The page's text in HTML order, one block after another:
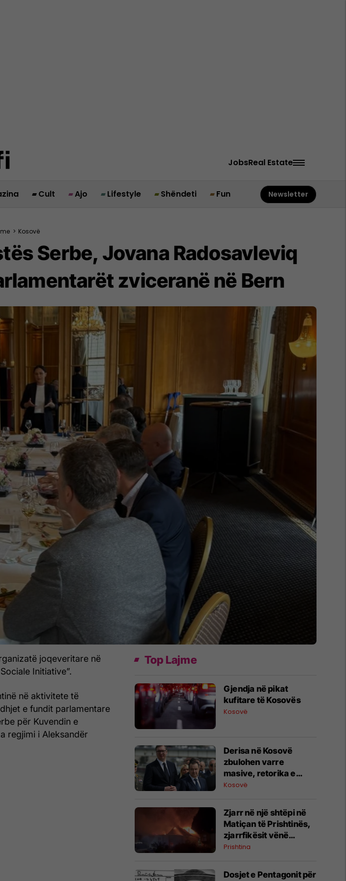
JobsReal Estate
Cult Ajo Lifestyle Shëndeti Fun Newsletter
> Kosovë
Serbe, Jovana Radosavleviq
zviceranë në Bern
joqeveritare në
Initiative”.
në aktivitete të
e fundit parlamentare
për Kuvendin e
regjimi i Aleksandër
Top Lajme
Gjendja në pikat
kufitare të Kosovës
Kosovë
Derisa në Kosovë
zbulohen varre
masive, retorika e
zyrtarëve serbë
viteve ’90
Kosovë
Zjarr në një shtëpi në
Matiçan të Prishtinës,
zjarrfikësit vënë
situatën nën kontroll
Prishtina
Dosjet e Pentagonit për